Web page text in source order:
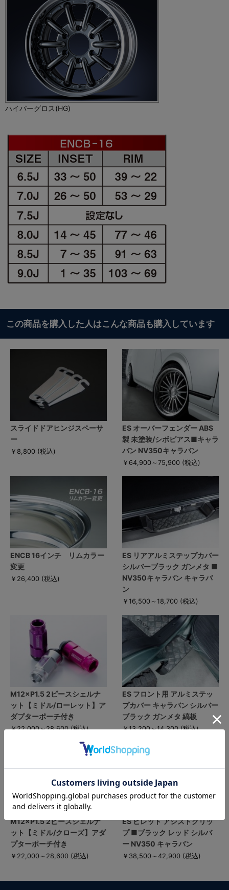
ハイパーグロス(HG)
この商品を購入した人はこんな商品も購入しています
スライドドアヒンジスペーサ
ー
￥8,800 (税込)
ES オーバーフェンダー ABS
製 未塗装/シボピアス■キャラ
バン NV350キャラバン
￥64,900～75,900 (税込)
ENCB 16インチ リムカラー
変更
￥26,400 (税込)
ES リアアルミステップカバー
シルバーブラック ガンメタ ■
NV350キャラバン キャラバ
ン
￥16,500～18,700 (税込)
M12×P1.5 2ピースシェルナ
ット【ミドル/ローレット】ア
ダプターポーチ付き
￥22,000～28,600(税込)
ES フロント用 アルミステッ
プカバー キャラバン シルバー
ブラック ガンメタ 縞板
￥13,200～14,300(税込)
M12×P1.5 2ピースシェルナ
ット【ミドル/クローズ】アダ
プターポーチ付き
￥22,000～28,600 (税込)
ES ビレット アシストグリッ
プ ■ブラック レッド シルバ
ー NV350 キャラバン
￥38,500～42,900 (税込)